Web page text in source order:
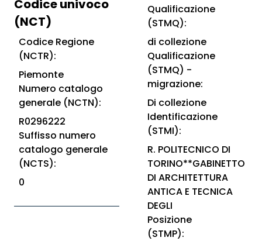
Codice univoco
(NCT)
Codice Regione
(NCTR):
Piemonte
Numero catalogo
generale (NCTN):
R0296222
Suffisso numero
catalogo generale
(NCTS):
0
Qualificazione
(STMQ):
di collezione
Qualificazione
(STMQ) -
migrazione:
Di collezione
Identificazione
(STMI):
R. POLITECNICO DI
TORINO**GABINETTO
DI ARCHITETTURA
ANTICA E TECNICA
DEGLI
Posizione
(STMP):